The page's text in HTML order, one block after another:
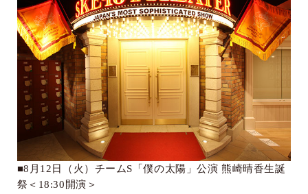
■8 月 12 日（火）チームS 「僕の太陽」公演 熊崎晴香生誕
祭＜ 18:30 開演＞